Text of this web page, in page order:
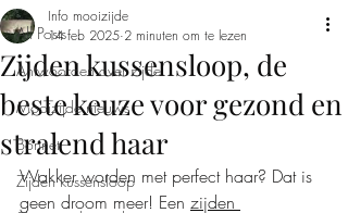
All Posts
Antwoorden over zijde
Mooizijde nieuws
Bonnet
Zijden kussensloop
Zijden kussensloop, de
beste keuze voor gezond en
stralend haar
Info mooizijde
14 feb 2025 2 minuten om te lezen
Wakker worden met perfect haar? Dat is
geen droom meer! Een zijden